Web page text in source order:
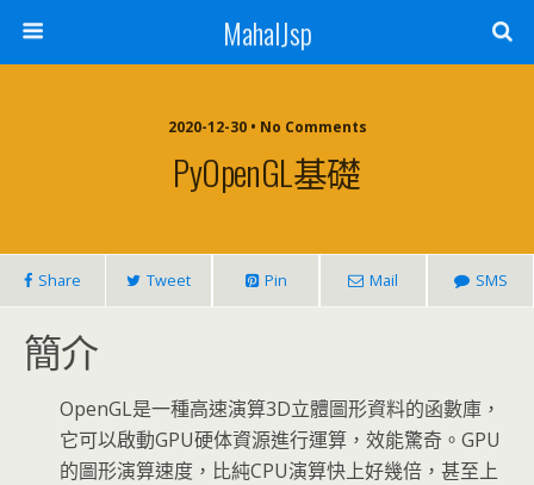
MahalJsp
2020-12-30 • No Comments
PyOpenGL基礎
Share Tweet Pin Mail SMS
簡介
OpenGL是一種高速演算3D立體圖形資料的函數庫，
它可以啟動GPU硬体資源進行運算，效能驚奇。GPU
的圖形演算速度，比純CPU演算快上好幾倍，甚至上